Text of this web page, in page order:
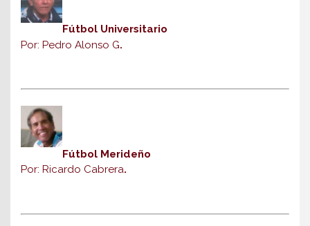
Fútbol Universitario
Por: Pedro Alonso G.
Fútbol Merideño
Por: Ricardo Cabrera.